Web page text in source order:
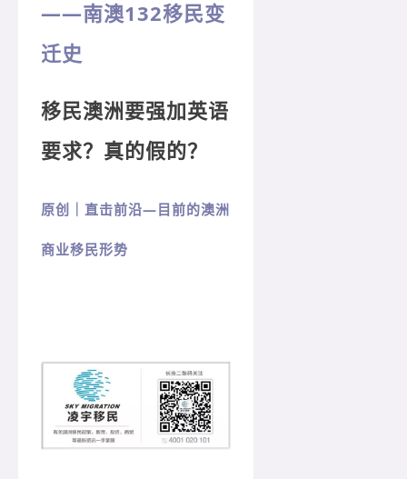
——南澳132移民变
迁史
移民澳洲要强加英语
要求？ 真的假的？
原创｜直击前沿—目前的澳洲
商业移民形势